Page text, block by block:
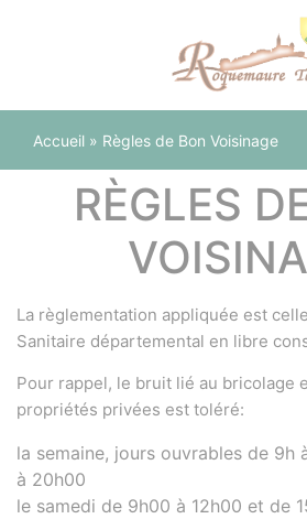
Accueil » Règles de Bon Voisinage
RÈGLES
La règlementation appliquée est
Sanitaire départemental en libre
Pour rappel, le bruit lié au bricolage
propriétés privées est toléré:
la semaine, jours ouvrables de 9h
à 20h00
le samedi de 9h00 à 12h00 et de